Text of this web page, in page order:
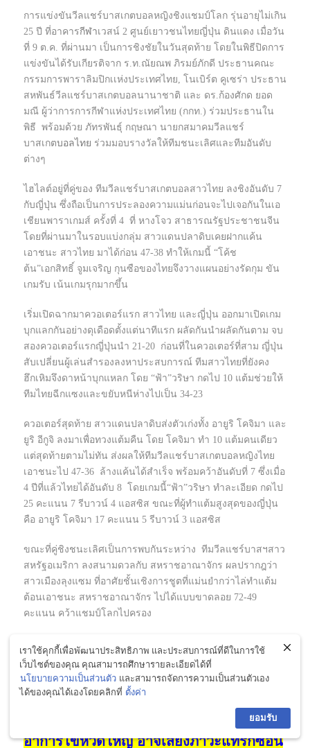
การแข่งขันวีลแชร์บาสเกตบอลหญิงชิงแชมป์โลก รุ่นอายุไม่เกิน
25 ปี ที่อาคารกีฬาเวสน์ 2 ศูนย์เยาวชนไทยญี่ปุ่น ดินแดง เมื่อวัน
ที่ 9 ต.ค. ที่ผ่านมา เป็นการชิงชัยในวันสุดท้าย โดยในพิธีปิดการ
แข่งขันได้รับเกียรติจาก ร.ท.ณัยณพ ภิรมย์ภักดี ประธานคณะ
กรรมการพาราลิมปิกเเห่งประเทศไทย, โนเบิร์ต คูเซร่า ประธาน
สหพันธ์วีลแชร์บาสเกตบอลนานาชาติ และ ดร.ก้องศักด ยอด
มณี ผู้ว่าการการกีฬาแห่งประเทศไทย (กกท.) ร่วมประธานใน
พิธี พร้อมด้วย ภัทรพันธุ์ กฤษณา นายกสมาคมวีลแชร์
บาสเกตบอลไทย ร่วมมอบรางวัลให้ทีมชนะเลิศและทีมอันดับ
ต่างๆ
ไฮไลต์อยู่ที่คู่ของ ทีมวีลแชร์บาสเกตบอลสาวไทย ลงชิงอันดับ 7
กับญี่ปุ่น ซึ่งถือเป็นการประลองความแม่นก่อนจะไปเจอกันในเอ
เชียนพาราเกมส์ ครั้งที่ 4 ที่ หางโจว สาธารณรัฐประชาชนจีน
โดยที่ผ่านมาในรอบแบ่งกลุ่ม สาวแดนปลาดิบเคยฝากแค้น
เอาชนะ สาวไทย มาได้ก่อน 47-38 ทำให้เกมนี้ “โค้ช
ต้น”เอกสิทธิ์ จูมเจริญ กุนซือของไทยจึงวางแผนอย่างรัดกุม ขัน
เกมรับ เน้นเกมรุกมากขึ้น
เริ่มเปิดฉากมาควอเตอร์แรก สาวไทย และญี่ปุ่น ออกมาเปิดเกม
บุกแลกกันอย่างดุเดือดตั้งแต่นาทีแรก ผลัดกันนำผลัดกันตาม จบ
สองควอเตอร์แรกญี่ปุ่นนำ 21-20 ก่อนที่ในควอเตอร์ที่สาม ญี่ปุ่น
สับเปลี่ยนผู้เล่นสำรองลงหาประสบการณ์ ทีมสาวไทยที่ยังคง
ฮึกเหิมจึงดาหน้าบุกแหลก โดย “ฟ้า”วริษา กดไป 10 แต้มช่วยให้
ทีมไทยฉีกแซงและขยับหนีห่างไปเป็น 34-23
ควอเตอร์สุดท้าย สาวแดนปลาดิบส่งตัวเก่งทั้ง อายูริ โคจิมา และ
ยูริ อีกูจิ ลงมาเพื่อทวงแต้มคืน โดย โคจิมา ทำ 10 แต้มคนเดียว
แต่สุดท้ายตามไม่ทัน ส่งผลให้ทีมวีลแชร์บาสเกตบอลหญิงไทย
เอาชนะไป 47-36 ล้างแค้นได้สำเร็จ พร้อมคว้าอันดับที่ 7 ซึ่งเมื่อ
4 ปีที่แล้วไทยได้อันดับ 8 โดยเกมนี้“ฟ้า”วริษา ทำละเอียด กดไป
25 คะแนน 7 รีบาวน์ 4 แอสซิส ขณะที่ผู้ทำแต้มสูงสุดของญี่ปุ่น
คือ อายูริ โคจิมา 17 คะแนน 5 รีบาวน์ 3 แอสซิส
ขณะที่คู่ชิงชนะเลิศเป็นการพบกันระหว่าง ทีมวีลแชร์บาสฯสาว
สหรัฐอเมริกา ลงสนามดวลกับ สหราชอาณาจักร ผลปรากฎว่า
สาวเมืองลุงแซม ที่อาศัยชั้นเชิงการชูตที่แม่นยำกว่าไล่ทำแต้ม
ต้อนเอาชนะ สหราชอาณาจักร ไปได้แบบขาดลอย 72-49
คะแนน คว้าแชมป์โลกไปครอง
ส่วนคู่ชิงอันดับ 3 สาธารณรัฐประชาชนจีน เอาชนะ สเปน 57-
29 คะแนน และคู่ชิงอันดับ 6 เยอรมนี ชนะ แคนนาดา 53-33
คะแนน
อาการไข้หวัดใหญ่ อาจเสี่ยงภาวะแทรกซ้อน
เราใช้คุกกี้เพื่อพัฒนาประสิทธิภาพ และประสบการณ์ที่ดีในการใช้
เว็บไซต์ของคุณ คุณสามารถศึกษารายละเอียดได้ที่
นโยบายความเป็นส่วนตัว และสามารถจัดการความเป็นส่วนตัวเอง
ได้ของคุณได้เองโดยคลิกที่ ตั้งค่า
ยอมรับ